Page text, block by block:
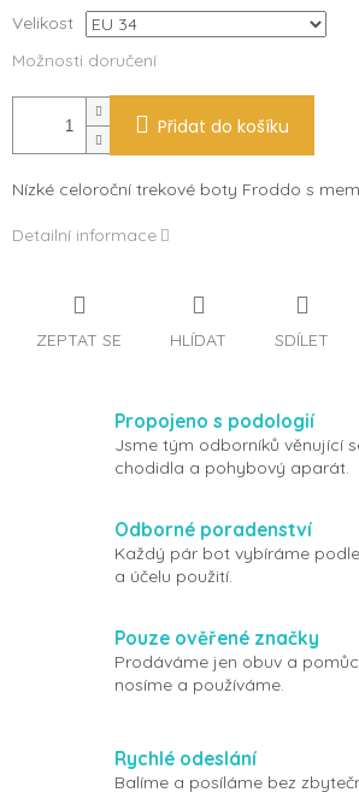
Velikost
Možnosti doručení
Přidat do košíku
Nízké celoroční trekové boty Froddo s
Detailní informace
ZEPTAT SE HLÍDAT SDÍLET
Propojeno s podologií
Jsme tým odborníků věnující
chodidla a pohybový aparát.
Odborné poradenství
Každý pár bot vybíráme
a účelu použití.
Pouze ověřené značky
Prodáváme jen obuv a
nosíme a používáme.
Rychlé odeslání
Balíme a posíláme bez